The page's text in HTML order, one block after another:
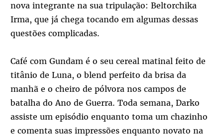
nova integrante na sua tripulação: Beltorchika
Irma, que já chega tocando em algumas dessas
questões complicadas.
Café com Gundam é o seu cereal matinal feito de
titânio de Luna, o blend perfeito da brisa da
manhã e o cheiro de pólvora nos campos de
batalha do Ano de Guerra. Toda semana, Darko
assiste um episódio enquanto toma um chazinho
e comenta suas impressões enquanto novato na